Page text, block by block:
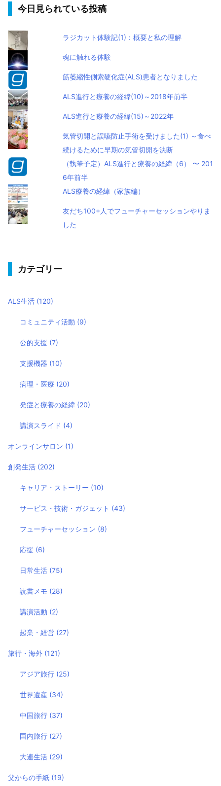
今日見られている投稿
ラジカット体験記(1)：概要と私の理解
魂に触れる体験
筋萎縮性側索硬化症(ALS)患者となりました
ALS進行と療養の経緯(10)～2018年前半
ALS進行と療養の経緯(15)～2022年
気管切開と誤嚥防止手術を受けました(1) ～食べ
続けるために早期の気管切開を決断
（執筆予定）ALS進行と療養の経緯（6） 〜 201
6年前半
ALS療養の経緯（家族編）
友だち100+人でフューチャーセッションやりま
した
カテゴリー
ALS生活 (120)
コミュニティ活動 (9)
公的支援 (7)
支援機器 (10)
病理・医療 (20)
発症と療養の経緯 (20)
講演スライド (4)
オンラインサロン (1)
創発生活 (202)
キャリア・ストーリー (10)
サービス・技術・ガジェット (43)
フューチャーセッション (8)
応援 (6)
日常生活 (75)
読書メモ (28)
講演活動 (2)
起業・経営 (27)
旅行・海外 (121)
アジア旅行 (25)
世界遺産 (34)
中国旅行 (37)
国内旅行 (27)
大連生活 (29)
父からの手紙 (19)